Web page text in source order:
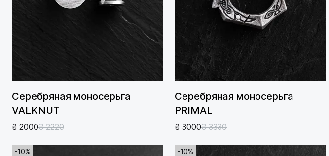
Серебряная моносерьга
VALKNUT
₴ 2000₴ 2220
Серебряная моносерьга
PRIMAL
₴ 3000₴ 3330
-10% -10%